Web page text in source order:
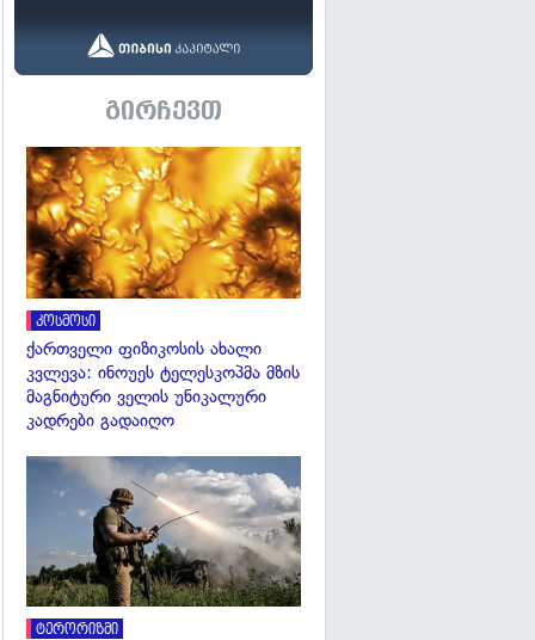
გირჩევთ
კოსმოსი
ქართველი ფიზიკოსის ახალი
კვლევა: ინოუეს ტელესკოპმა მზის
მაგნიტური ველის უნიკალური
კადრები გადაიღო
ტერორიზმი